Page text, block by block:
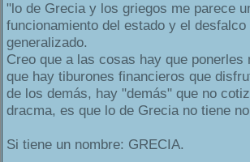
"lo de Grecia y los griegos me parece
funcionamiento del estado y el
generalizado.
Creo que a las cosas hay que ponerles
que hay tiburones financieros que
de los demás, hay "demás" que no
dracma, es que lo de Grecia no tiene
Si tiene un nombre: GRECIA.